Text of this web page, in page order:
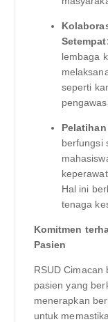
lembaga
seperti
berfungsi
Hal ini
tenaga
Komitmen
Pasien
RSUD
pasien yang
menerapkan
untuk